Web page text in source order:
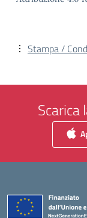
Stampa /
Scarica